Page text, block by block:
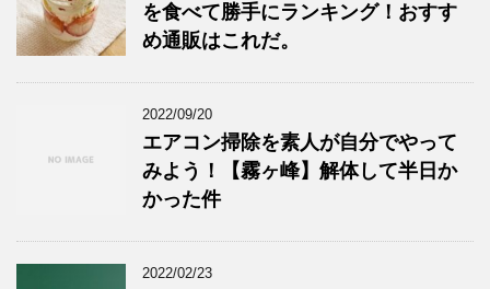
を食べて勝手にランキング！おすす
め通販はこれだ。
2022/09/20
エアコン掃除を素人が自分でやって
みよう！【霧ヶ峰】解体して半日か
かった件
2022/02/23